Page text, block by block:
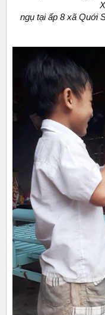
ngụ tại ấp 8 xã Quới